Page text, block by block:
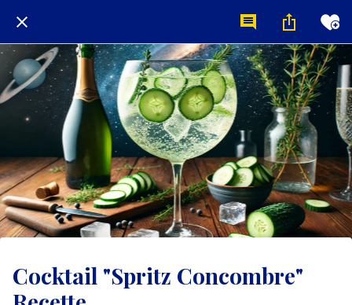
Cocktail "Spritz Concombre"